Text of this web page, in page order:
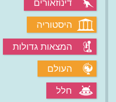
דינוזאורים
היסטוריה
המצאות גדולות
העולם
חלל